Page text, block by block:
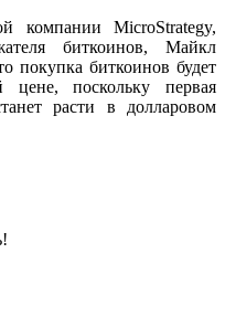
компании MicroStrategy,
биткоинов, Майкл
покупка биткоинов будет
поскольку первая
расти в долларовом